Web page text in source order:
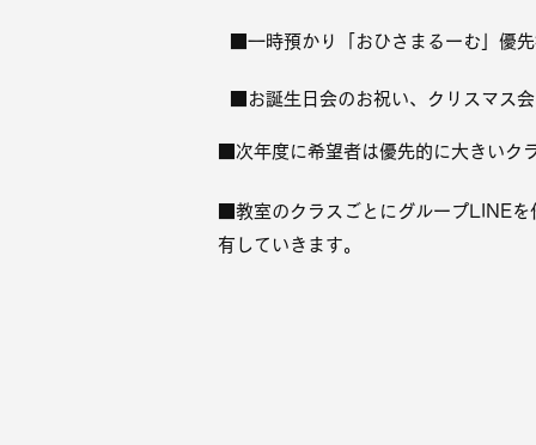
■一時預かり「おひさまるーむ」優
■お誕生日会のお祝い、クリスマス
■次年度に希望者は優先的に大きいク
■教室のクラスごとにグループLINEを
有していきます。